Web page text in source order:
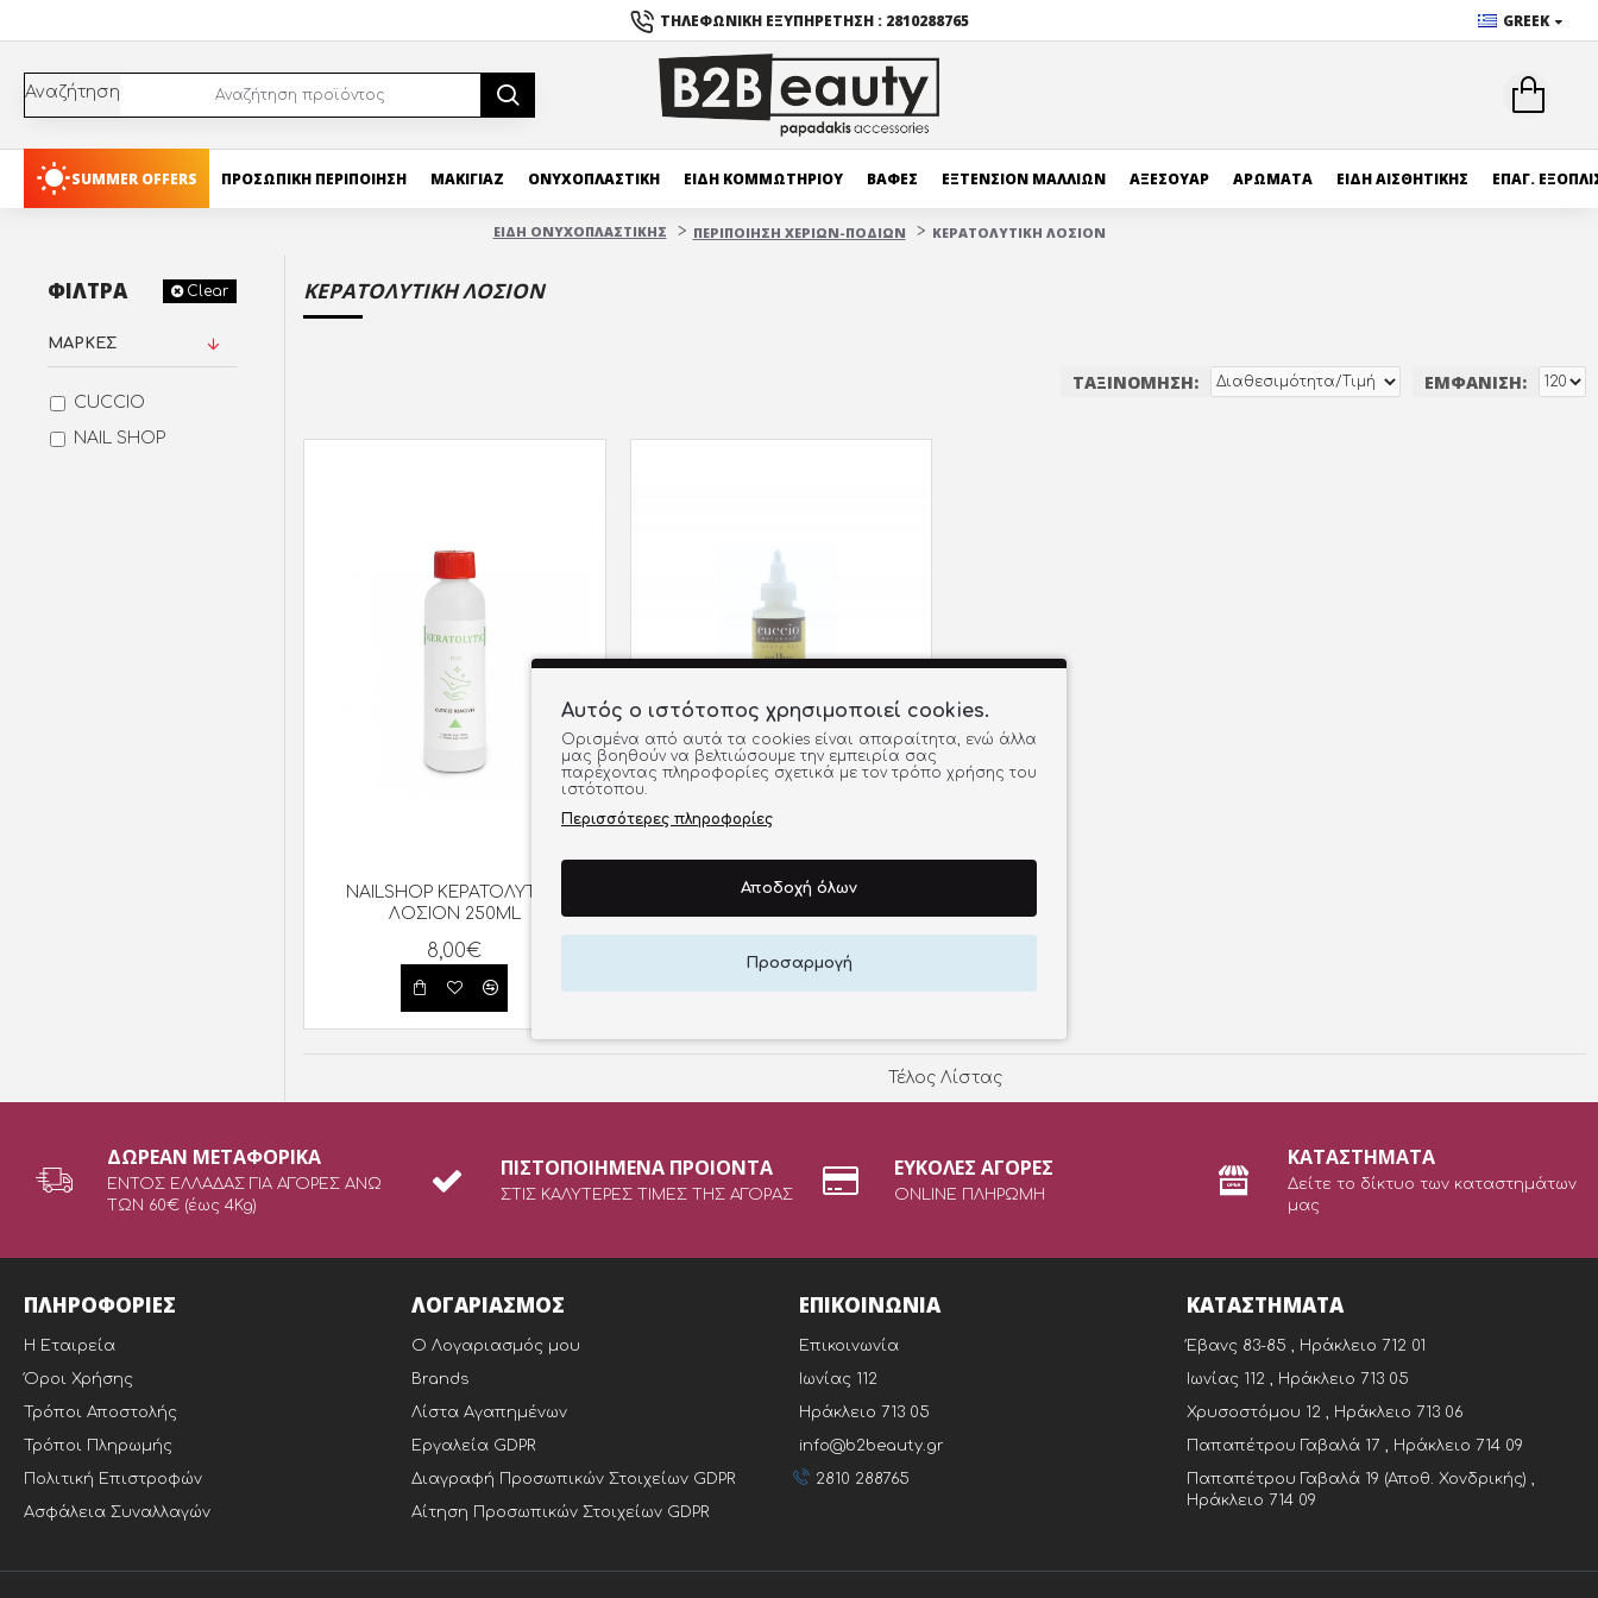
ΤΗΛΕΦΩΝΙΚΉ ΕΞΥΠΗΡΈΤΗΣΗ : 2810288765 GREEK
Αναζήτηση
SUMMER OFFERS ΠΡΟΣΩΠΙΚΗ ΠΕΡΙΠΟΙΗΣΗ ΜΑΚΙΓΙΑΖ ΟΝΥΧΟΠΛΑΣΤΙΚΗ ΕΙΔΗ ΚΟΜΜΩΤΗΡΙΟΥ ΒΑΦΕΣ ΕΞΤΕΝΣΙΟΝ ΜΑΛΛΙΩΝ ΑΞΕΣΟΥΑΡ ΑΡΩΜΑΤΑ ΕΙΔΗ ΑΙΣΘΗΤΙΚΗΣ ΕΠΑΓ.
ΕΙΔΗ ΟΝΥΧΟΠΛΑΣΤΙΚΗΣ ΠΕΡΙΠΟΙΗΣΗ ΧΕΡΙΩΝ-ΠΟΔΙΩΝ ΚΕΡΑΤΟΛΥΤΙΚΗ ΛΟΣΙΟΝ
ΦΊΛΤΡΑ Clear
ΜΆΡΚΕΣ
CUCCIO
NAIL SHOP
ΚΕΡΑΤΟΛΥΤΙΚΗ ΛΟΣΙΟΝ
ΤΑΞΙΝΌΜΗΣΗ: ΕΜΦΆΝΙΣΗ:
NAILSHOP ΚΕΡΑΤΟΛΥΤΙΚΗ
ΛΟΣΙΟΝ 250ML
8,00€
CUCCIO CALLUS SOFTENER
ARTISAN SHEA VETIVER 118ML
9,50€
Τέλος Λίστας
ΔΩΡEAN ΜΕΤΑΦΟΡΙΚΑ
ΕΝΤΟΣ ΕΛΛΑΔΑΣ ΓΙΑ ΑΓΟΡΕΣ ΑΝΩ
ΤΩΝ 60€ (έως 4Kg)
ΠΙΣΤΟΠΟΙΗΜΕΝΑ ΠΡΟΙΟΝΤΑ
ΣΤΙΣ ΚΑΛΥΤΕΡΕΣ ΤΙΜΕΣ ΤΗΣ ΑΓΟΡΑΣ
ΕΥΚΟΛΕΣ ΑΓΟΡΕΣ
ONLINE ΠΛΗΡΩΜΗ
ΚΑΤΑΣΤΗΜΑΤΑ
Δείτε το δίκτυο των καταστημάτων
μας
ΠΛΗΡΟΦΟΡΙΕΣ
Η Εταιρεία
Όροι Χρήσης
Τρόποι Αποστολής
Τρόποι Πληρωμής
Πολιτική Επιστροφών
Ασφάλεια Συναλλαγών
ΛΟΓΑΡΙΑΣΜΟΣ
Ο Λογαριασμός μου
Brands
Λίστα Αγαπημένων
Εργαλεία GDPR
Διαγραφή Προσωπικών Στοιχείων GDPR
Αίτηση Προσωπικών Στοιχείων GDPR
ΕΠΙΚΟΙΝΩΝΙΑ
Επικοινωνία
Ιωνίας 112
Ηράκλειο 713 05
info@b2beauty.gr
2810 288765
ΚΑΤΑΣΤΉΜΑΤΑ
Έβανς 83-85 , Ηράκλειο 712 01
Ιωνίας 112 , Ηράκλειο 713 05
Χρυσοστόμου 12 , Ηράκλειο 713 06
Παπαπέτρου Γαβαλά 17 , Ηράκλειο 714 09
Παπαπέτρου Γαβαλά 19 (Αποθ. Χονδρικής) ,
Ηράκλειο 714 09
Αυτός ο ιστότοπος χρησιμοποιεί cookies.
Ορισμένα από αυτά τα cookies είναι απαραίτητα, ενώ άλλα
μας βοηθούν να βελτιώσουμε την εμπειρία σας
παρέχοντας πληροφορίες σχετικά με τον τρόπο χρήσης του
ιστότοπου.
Περισσότερες πληροφορίες
Αποδοχή όλων
Προσαρμογή